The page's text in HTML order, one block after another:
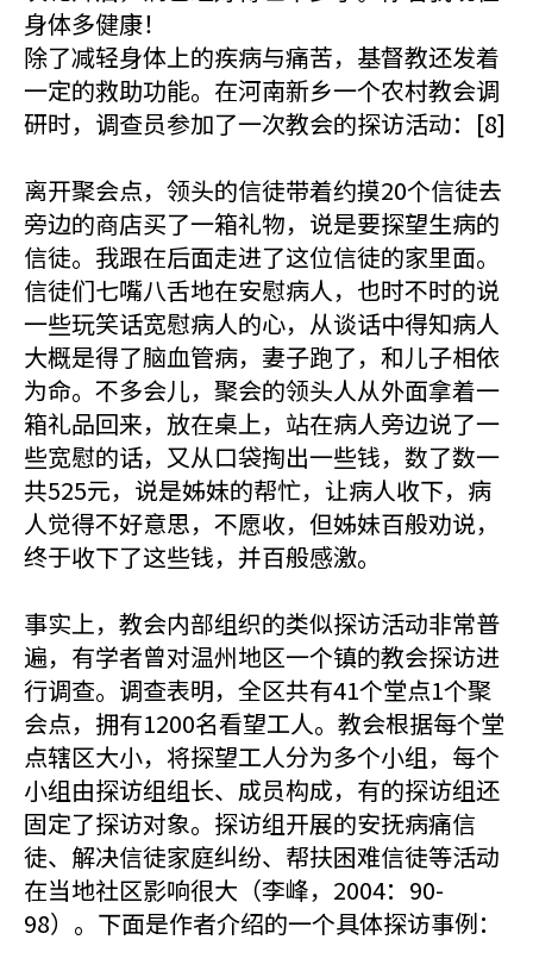
身体多健康！
除了减轻身体上的疾病与痛苦，基督教还发着
一定的救助功能。在河南新乡一个农村教会调
研时，调查员参加了一次教会的探访活动：[8]
离开聚会点，领头的信徒带着约摸20个信徒去
旁边的商店买了一箱礼物，说是要探望生病的
信徒。我跟在后面走进了这位信徒的家里面。
信徒们七嘴八舌地在安慰病人，也时不时的说
一些玩笑话宽慰病人的心，从谈话中得知病人
大概是得了脑血管病，妻子跑了，和儿子相依
为命。不多会儿，聚会的领头人从外面拿着一
箱礼品回来，放在桌上，站在病人旁边说了一
些宽慰的话，又从口袋掏出一些钱，数了数一
共525元，说是姊妹的帮忙，让病人收下，病
人觉得不好意思，不愿收，但姊妹百般劝说，
终于收下了这些钱，并百般感激。
事实上，教会内部组织的类似探访活动非常普
遍，有学者曾对温州地区一个镇的教会探访进
行调查。调查表明，全区共有41个堂点1个聚
会点，拥有1200名看望工人。教会根据每个堂
点辖区大小，将探望工人分为多个小组，每个
小组由探访组组长、成员构成，有的探访组还
固定了探访对象。探访组开展的安抚病痛信
徒、解决信徒家庭纠纷、帮扶困难信徒等活动
在当地社区影响很大（李峰，2004：90-
98）。下面是作者介绍的一个具体探访事例：